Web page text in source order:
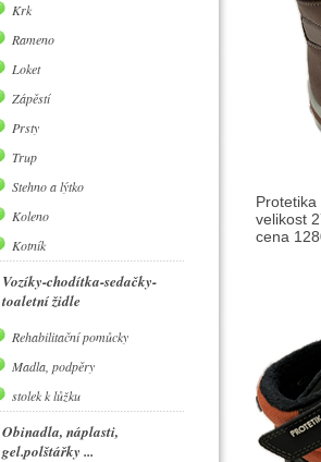
velikost
cena
Krk
Rameno
Loket
Zápěstí
Prsty
Trup
Stehno a lýtko
Koleno
Kotník
Vozíky-chodítka-sedačky-
toaletní židle
Rehabilitační pomůcky
Madla, podpěry
stolek k lůžku
Obinadla, náplasti,
gel.polštářky ...